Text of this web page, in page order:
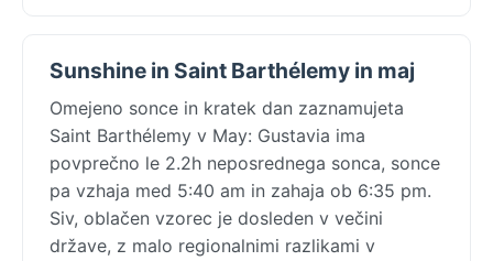
Sunshine in Saint Barthélemy in maj
Omejeno sonce in kratek dan zaznamujeta
Saint Barthélemy v May: Gustavia ima
povprečno le 2.2h neposrednega sonca, sonce
pa vzhaja med 5:40 am in zahaja ob 6:35 pm.
Siv, oblačen vzorec je dosleden v večini
države, z malo regionalnimi razlikami v